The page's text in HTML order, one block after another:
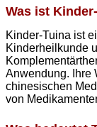
Was ist
Kinder-Tuina ist
Kinderheilkunde
Anwendung. Ihre
chinesischen
von